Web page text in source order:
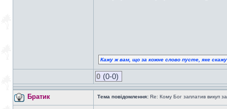
Кажу ж вам, що за кожне слово пусте, яке
0 (0-0)
Братик Тема повідомлення: Re: Кому Бог заплатив викуп